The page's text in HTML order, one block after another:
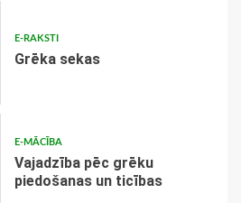
E-RAKSTI
Grēka sekas
E-MĀCĪBA
Vajadzība pēc grēku
piedošanas un ticības